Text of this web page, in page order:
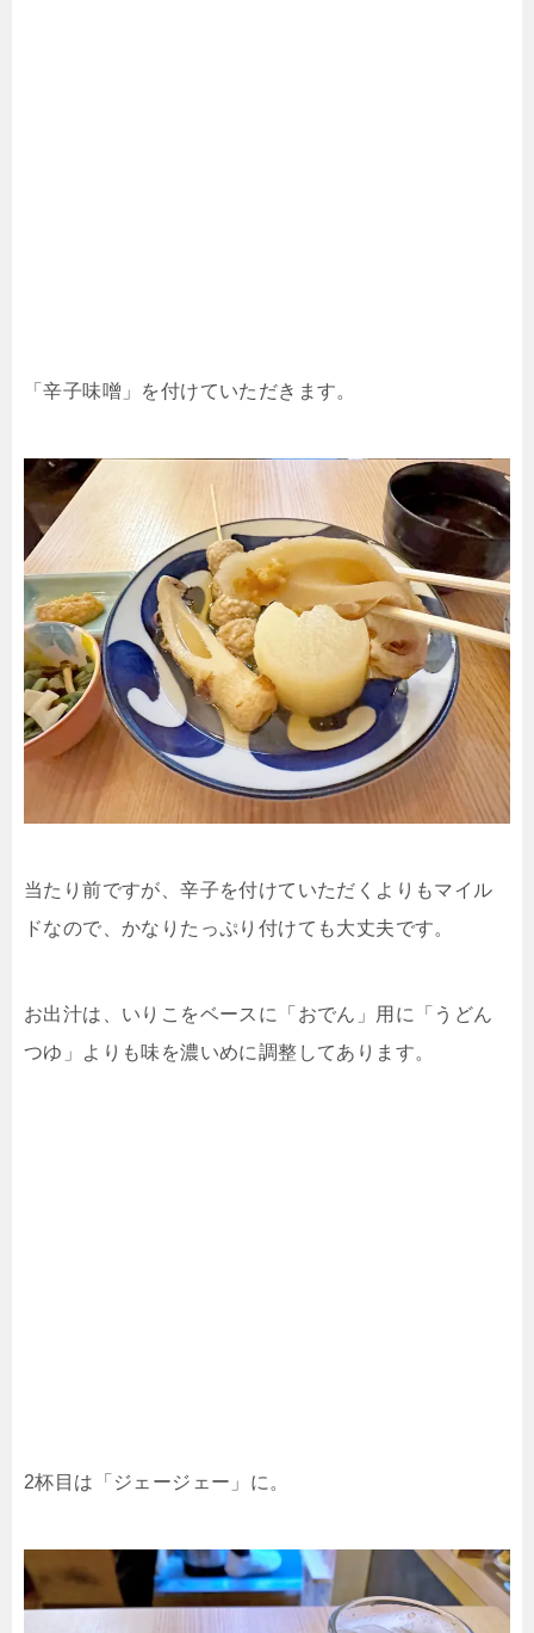
「辛子味噌」を付けていただきます。
当たり前ですが、辛子を付けていただくよりもマイル
ドなので、かなりたっぷり付けても大丈夫です。
お出汁は、いりこをベースに「おでん」用に「うどん
つゆ」よりも味を濃いめに調整してあります。
2杯目は「ジェージェー」に。